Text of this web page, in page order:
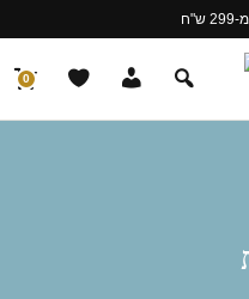
0